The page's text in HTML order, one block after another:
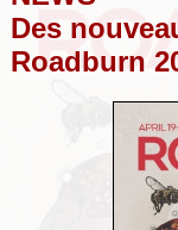
Des
Roadburn